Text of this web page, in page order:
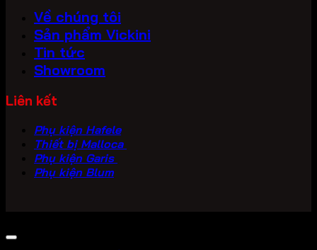
Về chúng tôi
Sản phẩm Vickini
Tin tức
Showroom
Liên kết
Phụ kiện Hafele
Thiết bị Malloca
Phụ kiện Garis
Phụ kiện Blum